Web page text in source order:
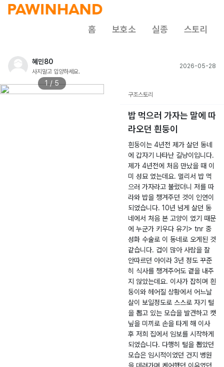
홈 보호소 실종 스토리
혜민80
사지말고 입양하세요.
2026-05-28
1 / 5
구조스토리
밥 먹으러 가자는 말에 따
라오던 흰둥이
흰둥이는 4년전 제가 살던 동네
에 갑자기 나타난 길냥이입니다.
제가 4년전에 처음 만났을 때 이
미 성묘 였는데요. 멀리서 밥 먹
으러 가자라고 불렀더니 저를 따
라와 밥을 챙겨주던 것이 인연이
되었습니다. 10년 넘게 살던 동
네에서 처음 본 고양이 였기 때문
에 누군가 키우다 유기> tnr 중
성화 수술로 이 동네로 오게된 것
같습니다.​ 겁이 많아 사람을 잘
안따르던 아이라 3년 정도 꾸준
히 식사를 챙겨주어도 곁을 내주
지 않았는데요. 이사가 잡히며 흰
둥이와 헤어질 상황에서 어느날
살이 보일정도로 스스로 자기 털
을 뽑고 있는 모습을 발견하고 캣
닢을 미끼로 손을 타게 해 이사
후 저희 집에서 임보를 시작하게
되었습니다. 다행히 털을 뽑았던
모습은 임시적이었던 건지 병원